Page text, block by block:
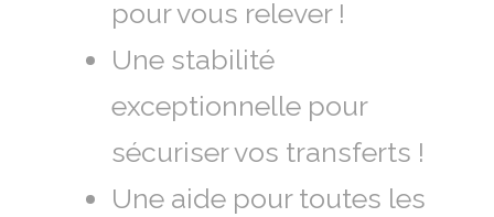
pour vous relever !
Une stabilité
exceptionnelle pour
sécuriser vos transferts !
Une aide pour toutes les